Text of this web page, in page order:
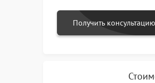
Получить консультацию